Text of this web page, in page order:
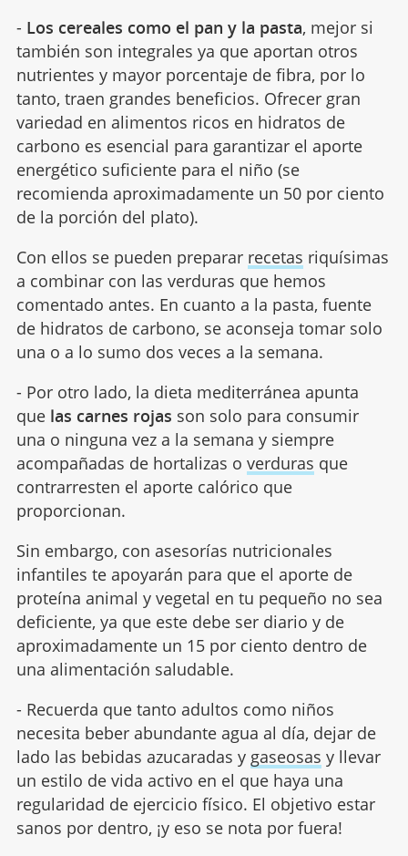
- Los cereales como el pan y la pasta, mejor si
también son integrales ya que aportan otros
nutrientes y mayor porcentaje de fibra, por lo
tanto, traen grandes beneficios. Ofrecer gran
variedad en alimentos ricos en hidratos de
carbono es esencial para garantizar el aporte
energético suficiente para el niño (se
recomienda aproximadamente un 50 por ciento
de la porción del plato).
Con ellos se pueden preparar recetas riquísimas
a combinar con las verduras que hemos
comentado antes. En cuanto a la pasta, fuente
de hidratos de carbono, se aconseja tomar solo
una o a lo sumo dos veces a la semana.
- Por otro lado, la dieta mediterránea apunta
quelas carnes rojas son solo para consumir
una o ninguna vez a la semana y siempre
acompañadas de hortalizas o verduras que
contrarresten el aporte calórico que
proporcionan.
Sin embargo, con asesorías nutricionales
infantiles te apoyarán para que el aporte de
proteína animal y vegetal en tu pequeño no sea
deficiente, ya que este debe ser diario y de
aproximadamente un 15 por ciento dentro de
una alimentación saludable.
- Recuerda que tanto adultos como niños
necesita beber abundante agua al día, dejar de
lado las bebidas azucaradas y gaseosas y llevar
un estilo de vida activo en el que haya una
regularidad de ejercicio físico. El objetivo estar
sanos por dentro, ¡y eso se nota por fuera!